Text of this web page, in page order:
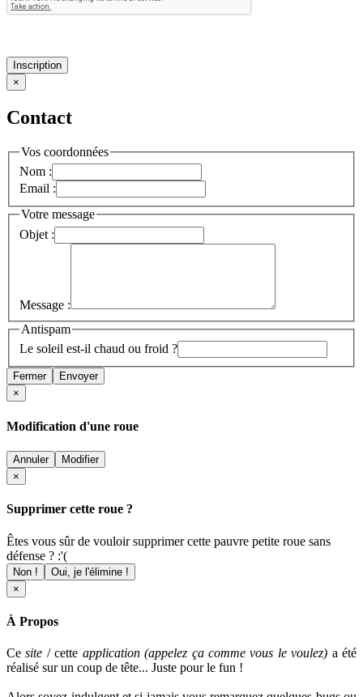
Inscription
×
Contact
Vos coordonnées
Nom :
Email :
Votre message
Objet :
Message :
Antispam
Le soleil est-il chaud ou froid ?
Fermer
Envoyer
×
Modification d'une roue
Annuler
Modifier
×
Supprimer cette roue ?
Êtes vous sûr de vouloir supprimer cette pauvre petite roue sans
défense ? :'(
Non !
Oui, je l'élimine !
×
À Propos
Cesite / cette application (appelez ça comme vous le voulez) a été
réalisé sur un coup de tête... Juste pour le fun !